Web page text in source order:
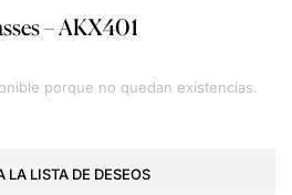
– AKX401
porque no quedan existencias.
LA LISTA DE DESEOS